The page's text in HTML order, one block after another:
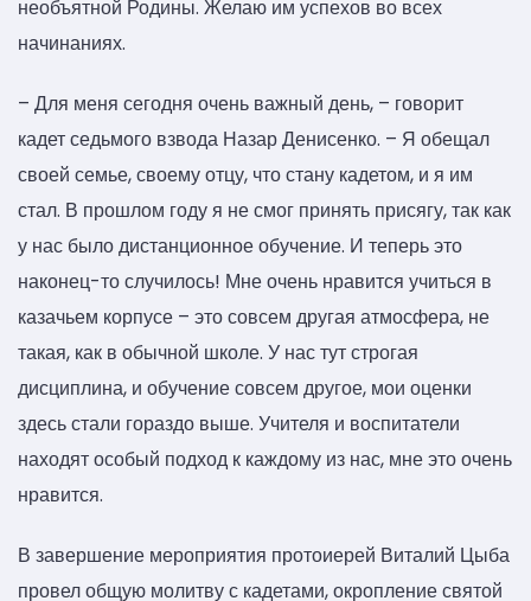
необъятной Родины. Желаю им успехов во всех
начинаниях.
– Для меня сегодня очень важный день, – говорит
кадет седьмого взвода Назар Денисенко. – Я обещал
своей семье, своему отцу, что стану кадетом, и я им
стал. В прошлом году я не смог принять присягу, так как
у нас было дистанционное обучение. И теперь это
наконец-то случилось! Мне очень нравится учиться в
казачьем корпусе – это совсем другая атмосфера, не
такая, как в обычной школе. У нас тут строгая
дисциплина, и обучение совсем другое, мои оценки
здесь стали гораздо выше. Учителя и воспитатели
находят особый подход к каждому из нас, мне это очень
нравится.
В завершение мероприятия протоиерей Виталий Цыба
провел общую молитву с кадетами, окропление святой